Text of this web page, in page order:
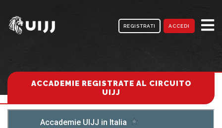
REGISTRATI ACCEDI
ACCADEMIE REGISTRATE AL CIRCUITO
UIJJ